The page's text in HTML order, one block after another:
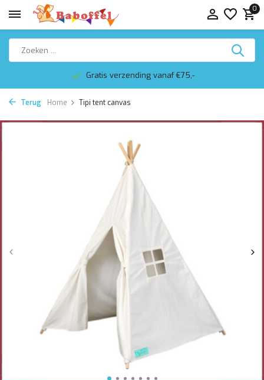
0
Gratis verzending vanaf €75,-
Terug Home Tipi tent canvas